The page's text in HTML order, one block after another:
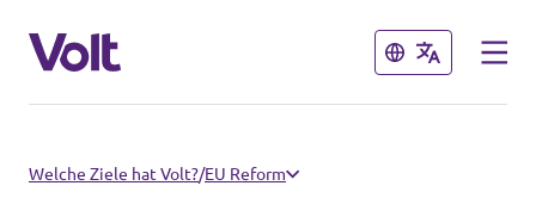
Schließen
Volt in Deutschland
Schließen
Welche Ziele hat Volt?/EU Reform